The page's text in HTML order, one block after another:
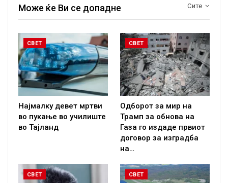
Сите
Може ќе Ви се допадне
СВЕТ
Најмалку девет мртви
во пукање во училиште
во Тајланд
СВЕТ
Одборот за мир на
Трамп за обнова на
Газа го издаде првиот
договор за изградба
на…
СВЕТ СВЕТ